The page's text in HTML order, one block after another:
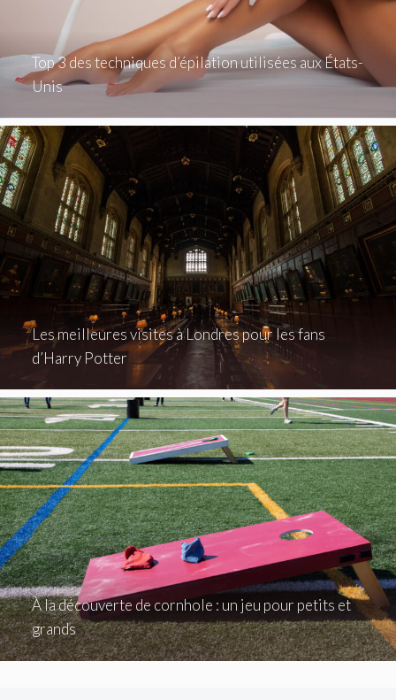
Top 3 des techniques d’épilation utilisées aux États-
Unis
Les meilleures visites à Londres pour les fans
d’Harry Potter
À la découverte de cornhole : un jeu pour petits et
grands